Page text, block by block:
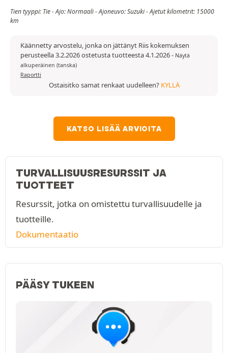
Tien tyyppi: Tie - Ajo: Normaali - Ajoneuvo: Suzuki - Ajetut kilometrit: 15000
km
Käännetty arvostelu, jonka on jättänyt Riis kokemuksen
perusteella 3.2.2026 ostetusta tuotteesta 4.1.2026- Näytä
alkuperäinen (tanska)
Raportti
Ostaisitko samat renkaat uudelleen? KYLLÄ
KATSO LISÄÄ ARVIOITA
TURVALLISUUSRESURSSIT JA
TUOTTEET
Resurssit, jotka on omistettu turvallisuudelle ja
tuotteille.
Dokumentaatio
PÄÄSY TUKEEN